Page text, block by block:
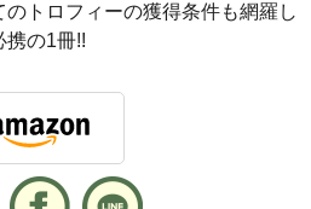
トロフィーの獲得条件も網羅し
携の1冊!!